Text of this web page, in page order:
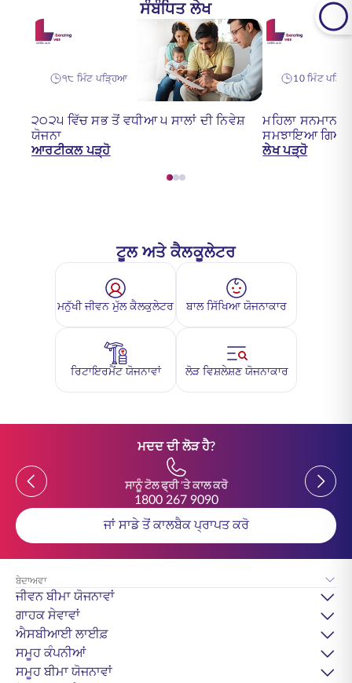
ਸੰਬੰਧਿਤ ਲੇਖ
੧੮ ਮਿੰਟ ਪੜ੍ਹਿਆ
੨੦੨੫ ਵਿੱਚ ਸਭ ਤੋਂ ਵਧੀਆ ੫ ਸਾਲਾਂ ਦੀ ਨਿਵੇਸ਼
ਯੋਜਨਾ
ਆਰਟੀਕਲ ਪੜ੍ਹੋ
10 ਮਿੰਟ
ਮਹਿਲਾ ਸਨਮਾਨ
ਸਮਝਾਇਆ ਗਿਆ
ਲੇਖ ਪੜ੍ਹੋ
ਟੂਲ ਅਤੇ ਕੈਲਕੂਲੇਟਰ
ਮਨੁੱਖੀ ਜੀਵਨ ਮੁੱਲ ਕੈਲਕੁਲੇਟਰ ਬਾਲ ਸਿੱਖਿਆ ਯੋਜਨਾਕਾਰ
ਰਿਟਾਇਰਮੈਂਟ ਯੋਜਨਾਵਾਂ ਲੋੜ ਵਿਸ਼ਲੇਸ਼ਣ ਯੋਜਨਾਕਾਰ
ਮਦਦ ਦੀ ਲੋੜ ਹੈ?
Previous
ਸਾਨੂੰ ਟੋਲ ਫ੍ਰੀ 'ਤੇ ਕਾਲ ਕਰੋ
1800 267 9090
Previous
ਜਾਂ ਸਾਡੇ ਤੋਂ ਕਾਲਬੈਕ ਪ੍ਰਾਪਤ ਕਰੋ
ਬੇਦਾਅਵਾ
ਜੀਵਨ ਬੀਮਾ ਯੋਜਨਾਵਾਂ
ਗਾਹਕ ਸੇਵਾਵਾਂ
ਐਸਬੀਆਈ ਲਾਈਫ਼
ਸਮੂਹ ਕੰਪਨੀਆਂ
ਸਮੂਹ ਬੀਮਾ ਯੋਜਨਾਵਾਂ